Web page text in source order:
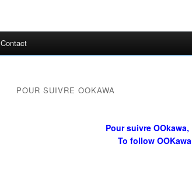
Contact
POUR SUIVRE OOKAWA
Pour suivre OOkawa,
To follow OOKawa